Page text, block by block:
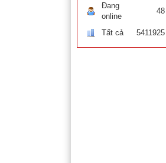
Đang
online
48
Tất cả 5411925